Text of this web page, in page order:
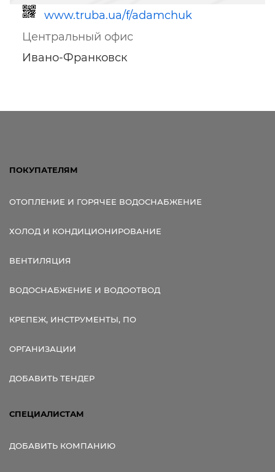
www.truba.ua/f/adamchuk
Центральный офис
Ивано-Франковск
ПОКУПАТЕЛЯМ
ОТОПЛЕНИЕ И ГОРЯЧЕЕ ВОДОСНАБЖЕНИЕ
ХОЛОД И КОНДИЦИОНИРОВАНИЕ
ВЕНТИЛЯЦИЯ
ВОДОСНАБЖЕНИЕ И ВОДООТВОД
КРЕПЕЖ, ИНСТРУМЕНТЫ, ПО
ОРГАНИЗАЦИИ
ДОБАВИТЬ ТЕНДЕР
СПЕЦИАЛИСТАМ
ДОБАВИТЬ КОМПАНИЮ